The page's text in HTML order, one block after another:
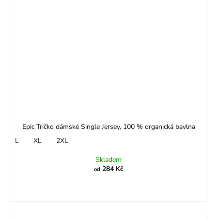
Epic Tričko dámské Single Jersey, 100 % organická bavlna
L
XL 2XL
Skladem
od 284 Kč